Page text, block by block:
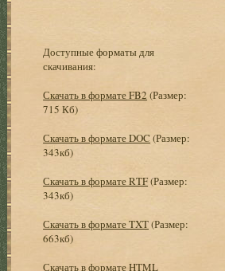
Доступные форматы для
скачивания:
Скачать в формате FB2 (Размер:
715 Кб)
Скачать в формате DOC (Размер:
343кб)
Скачать в формате RTF(Размер:
343кб)
Скачать в формате TXT(Размер:
663кб)
Скачать в формате HTML